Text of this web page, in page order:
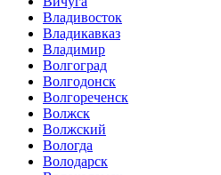
Владивосток
Владикавказ
Владимир
Волгоград
Волгодонск
Волгореченск
Волжск
Волжский
Вологда
Володарск